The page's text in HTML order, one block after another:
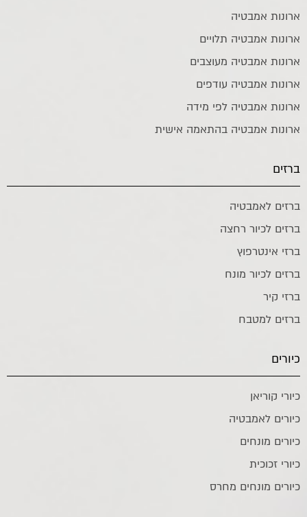
ארונות אמבטיה
ארונות אמבטיה תלויים
ארונות אמבטיה מעוצבים
ארונות אמבטיה עודפים
ארונות אמבטיה לפי מידה
ארונות אמבטיה בהתאמה אישית
ברזים
ברזים לאמבטיה
ברזים לכיור רחצה
ברזי אינטרפוץ
ברזים לכיור מונח
ברזי קיר
ברזים למטבח
כיורים
כיורי קוריאן
כיורים לאמבטיה
כיורים מונחים
כיורי זכוכית
כיורים מונחים מחרס